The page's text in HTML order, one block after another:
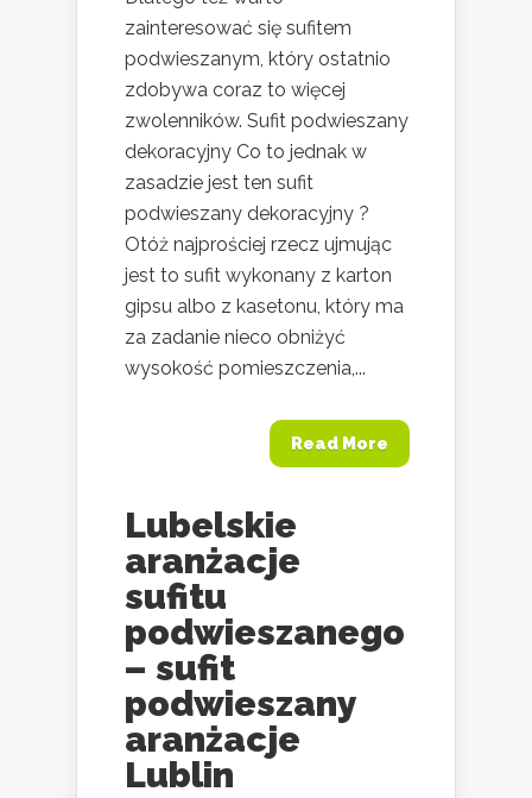
zainteresować się sufitem
podwieszanym, który ostatnio
zdobywa coraz to więcej
zwolenników. Sufit podwieszany
dekoracyjny Co to jednak w
zasadzie jest ten sufit
podwieszany dekoracyjny ?
Otóż najprościej rzecz ujmując
jest to sufit wykonany z karton
gipsu albo z kasetonu, który ma
za zadanie nieco obniżyć
wysokość pomieszczenia,...
Read More
Lubelskie
aranżacje
sufitu
podwieszanego
– sufit
podwieszany
aranżacje
Lublin